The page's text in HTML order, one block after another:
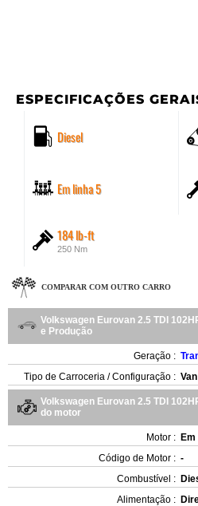
ESPECIFICAÇÕES
Diesel
Em linha 5
184 lb-ft
250 Nm
COMPARAR COM OUTRO CARRO
Volkswagen Eurovan 2.5 TDI
e Produção
Geração :
Tipo de Carroceria / Configuração : Van
Volkswagen Eurovan 2.5 TDI
do motor
Motor : Em
Código de Motor : -
Combustível :
Alimentação :